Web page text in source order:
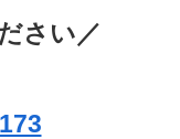
さい／